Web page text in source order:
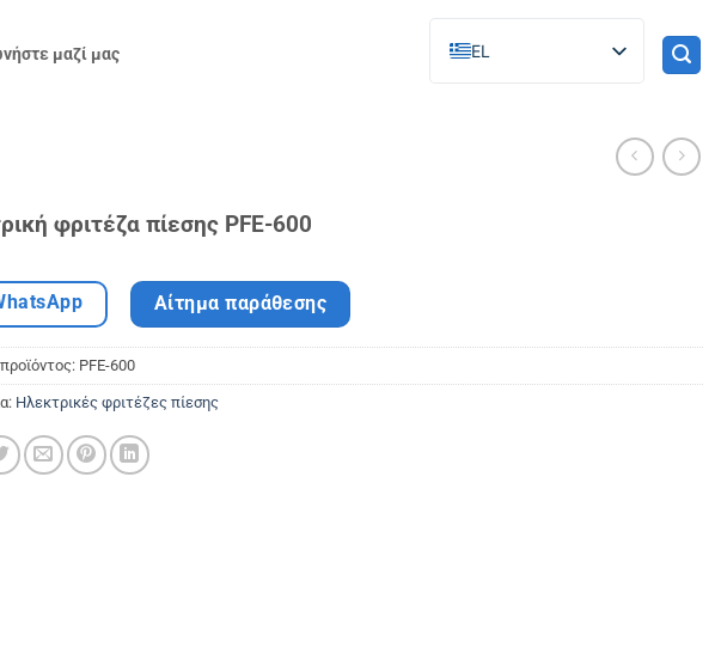
μαζί μας EL
φριτέζα πίεσης PFE-600
Αίτημα παράθεσης
PFE-600
Ηλεκτρικές φριτέζες πίεσης